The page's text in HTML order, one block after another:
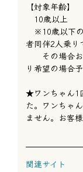
【対象年齢】
10歳以上
※10歳以下の
者同伴2人乗り
その場合お
り希望の場合
★ワンちゃん1
た。ワンちゃ
ません。お客
関連サイト